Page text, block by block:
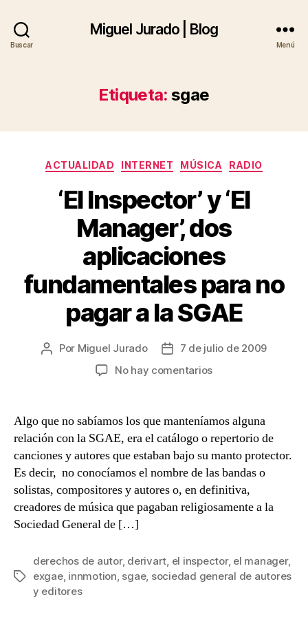
Buscar
Miguel Jurado | Blog
Menú
Etiqueta: sgae
Categorías
ACTUALIDAD INTERNET MÚSICA RADIO
‘El Inspector’ y ‘El
Manager’, dos
aplicaciones
fundamentales para no
pagar a la SGAE
Autor
Por Miguel Jurado
Fecha7 de julio de 2009
No hay comentariosen
Manager’,
dos
aplicaciones
fundamentales
para
la
SGAE
Algo que no sabíamos los que manteníamos alguna
relación con la SGAE, era el catálogo o repertorio de
canciones y autores que estaban bajo su manto protector.
Es decir, no conocíamos el nombre de las bandas o
solistas, compositores y autores o, en definitiva,
creadores de música que pagaban religiosamente a la
Sociedad General de […]
Etiquetas
derechos de autor, derivart el inspector, el manager,
exgae, innmotion sgae, sociedad general de autores
y editores